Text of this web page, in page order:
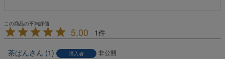
5.00
1
茶ぱん
1 購入者 非公開